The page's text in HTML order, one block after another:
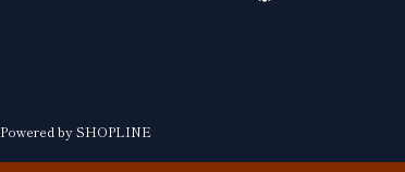
Powered by SHOPLINE